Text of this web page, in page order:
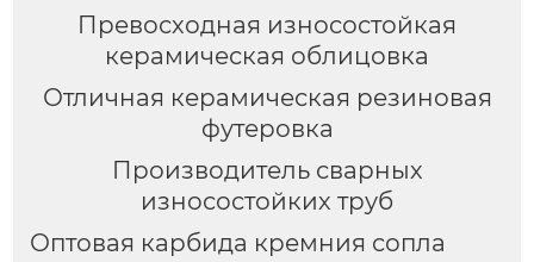
Превосходная износостойкая
керамическая облицовка
Отличная керамическая резиновая
футеровка
Производитель сварных
износостойких труб
Оптовая карбида кремния сопла